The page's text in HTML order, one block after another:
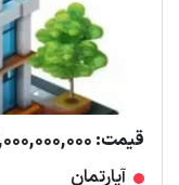
قیمت: 63,000,000,000 تومان
آپارتمان